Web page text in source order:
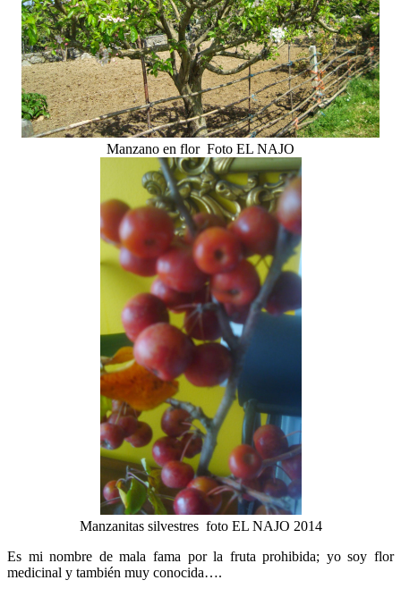
Manzano en flor Foto EL NAJO
Manzanitas silvestres foto EL NAJO 2014
Es mi nombre de mala fama por la fruta prohibida; yo soy flor
medicinal y también muy conocida….